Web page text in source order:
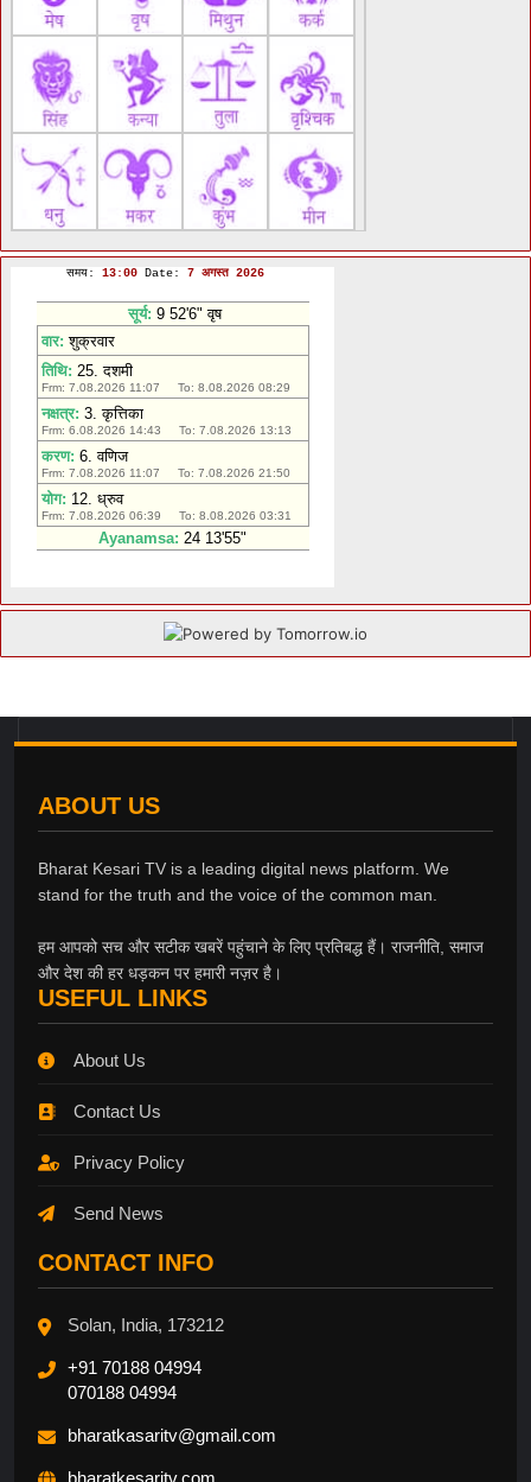
ABOUT US
Bharat Kesari TV is a leading digital news platform. We
stand for the truth and the voice of the common man.
हम आपको सच और सटीक खबरें पहुंचाने के लिए प्रतिबद्ध हैं। राजनीति, समाज
और देश की हर धड़कन पर हमारी नज़र है।
USEFUL LINKS
About Us
Contact Us
Privacy Policy
Send News
CONTACT INFO
Solan, India, 173212
+91 70188 04994
070188 04994
bharatkasaritv@gmail.com
bharatkesaritv.com